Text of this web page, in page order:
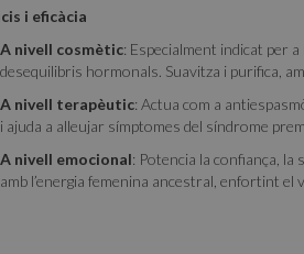
i eficàcia
A nivell cosmètic: Especialment indicat per
desequilibris hormonals. Suavitza i purifica,
A nivell terapèutic: Actua com a
i ajuda a alleujar símptomes del síndrome
A nivell emocional: Potencia la confiança, la
amb l’energia femenina ancestral, enfortint el